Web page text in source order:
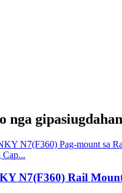
nga gipasiugdahan
N7(F360) Rail